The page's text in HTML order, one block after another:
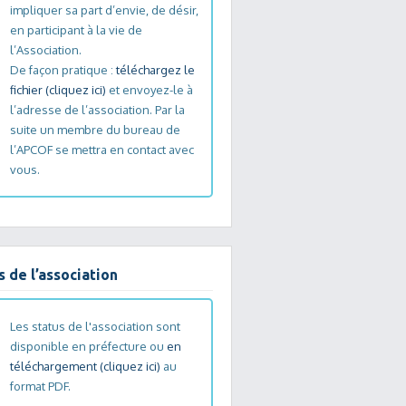
impliquer sa part d’envie, de désir,
en participant à la vie de
l’Association.
De façon pratique :téléchargez le
fichier (cliquez ici) et envoyez-le à
l’adresse de l’association. Par la
suite un membre du bureau de
l’APCOF se mettra en contact avec
vous.
de l’association
Les status de l'association sont
disponible en préfecture ou en
téléchargement (cliquez ici) au
format PDF.